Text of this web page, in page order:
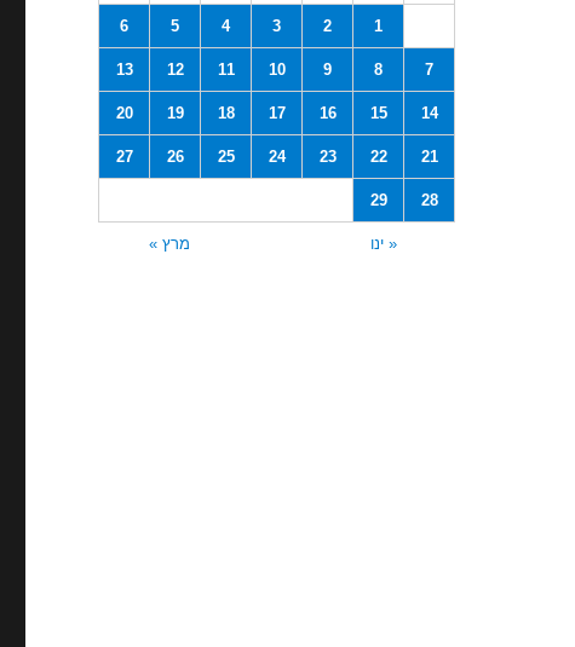
1
2
3
4
5
6
7
8
9
10
11
12
13
14
15
16
17
18
19
20
21
22
23
24
25
26
27
28
29
« ינו מרץ »